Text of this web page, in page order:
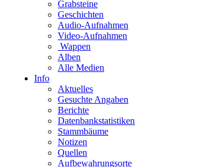
Grabsteine
Geschichten
Audio-Aufnahmen
Video-Aufnahmen
Wappen
Alben
Alle Medien
Info
Aktuelles
Gesuchte Angaben
Berichte
Datenbankstatistiken
Stammbäume
Notizen
Quellen
Aufbewahrungsorte